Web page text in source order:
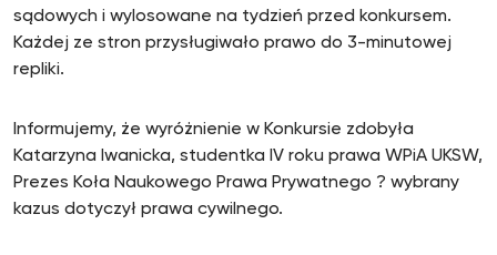
sądowych i wylosowane na tydzień przed konkursem.
Każdej ze stron przysługiwało prawo do 3-minutowej
repliki.
Informujemy, że wyróżnienie w Konkursie zdobyła
Katarzyna Iwanicka, studentka IV roku prawa WPiA UKSW,
Prezes Koła Naukowego Prawa Prywatnego ? wybrany
kazus dotyczył prawa cywilnego.